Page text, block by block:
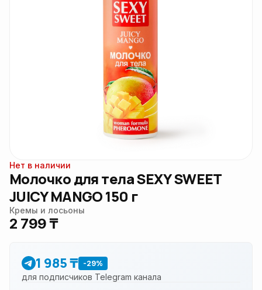
Нет в наличии
Молочко для тела SEXY SWEET
JUICY MANGO 150 г
Кремы и лосьоны
2 799 ₸
1 985 ₸ -29%
для подписчиков Telegram канала